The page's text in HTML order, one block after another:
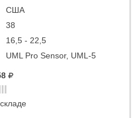
США
38
16,5 - 22,5
UML Pro Sensor, UML-5